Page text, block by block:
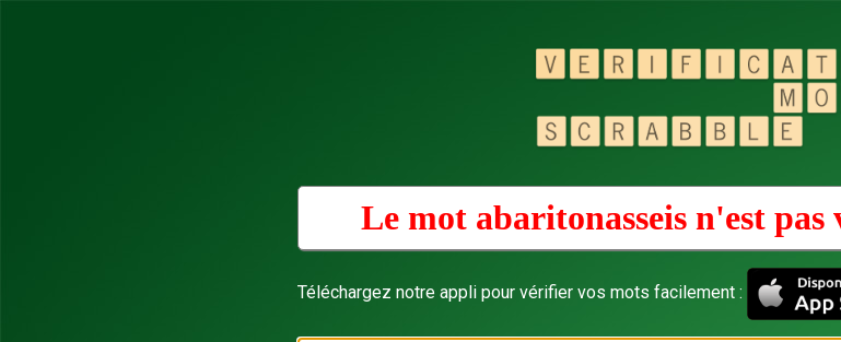
Le mot abaritonasseis n'est pas
Téléchargez notre appli pour vérifier vos mots facilement :